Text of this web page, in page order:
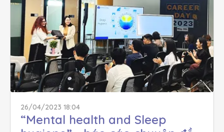
26/04/2023 18:04
“Mental health and Sleep